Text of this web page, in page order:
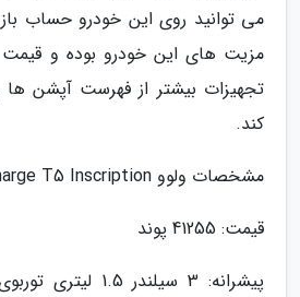
می توانید روی این خودرو حساب
مزیت های این خودرو بوده و قیمت
تجهیزات بیشتر از فهرست آپشن
کند.
مشخصات ولوو XC40 Recharge T5 Inscription
قیمت: 41255 پوند
پیشرانه: 3 سیلندر